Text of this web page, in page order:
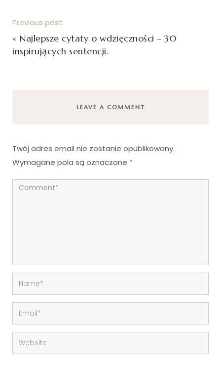
Previous post:
« Najlepsze cytaty o wdzięczności – 30
inspirujących sentencji.
LEAVE A COMMENT
Twój adres email nie zostanie opublikowany.
Wymagane pola są oznaczone *